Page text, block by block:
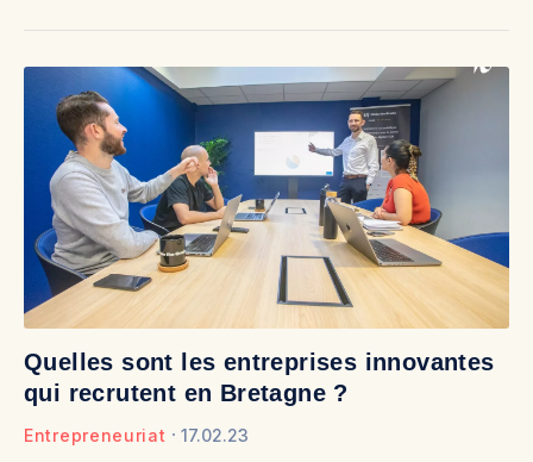
Quelles sont les entreprises innovantes
qui recrutent en Bretagne ?
Entrepreneuriat 17.02.23